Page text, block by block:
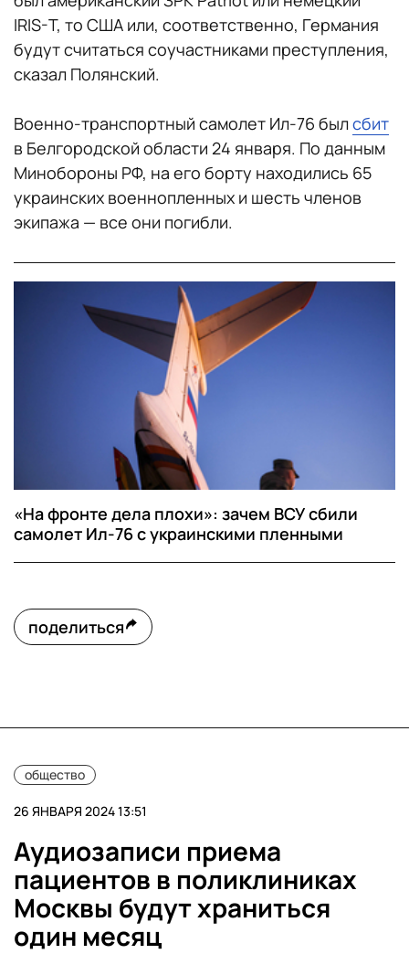
IRIS-T, то США или, соответственно, Германия
будут считаться соучастниками преступления,
сказал Полянский.
Военно-транспортный самолет Ил-76 былсбит
в Белгородской области 24 января. По данным
Минобороны РФ, на его борту находились 65
украинских военнопленных и шесть членов
экипажа — все они погибли.
«На фронте дела плохи»: зачем ВСУ сбили
самолет Ил-76 с украинскими пленными
поделиться
общество
26 ЯНВАРЯ 2024 13:51
Аудиозаписи приема
пациентов в поликлиниках
Москвы будут храниться
один месяц